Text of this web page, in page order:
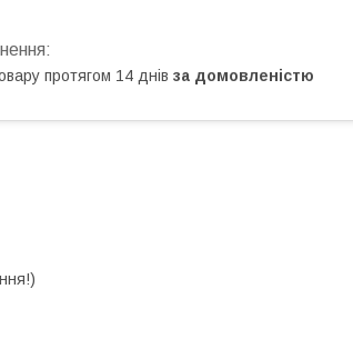
протягом 14 днів за домовленістю